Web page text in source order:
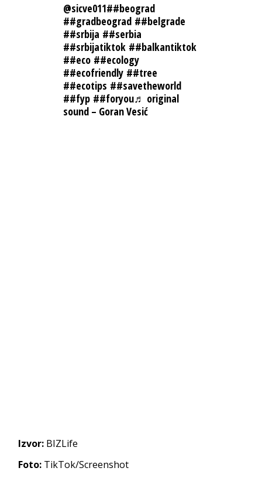
@sicve011##beograd
##gradbeograd ##belgrade
##srbija ##serbia
##srbijatiktok ##balkantiktok
##eco ##ecology
##ecofriendly ##tree
##ecotips ##savetheworld
##fyp ##foryou♬ original
sound – Goran Vesić
Izvor: BIZLife
Foto: TikTok/Screenshot